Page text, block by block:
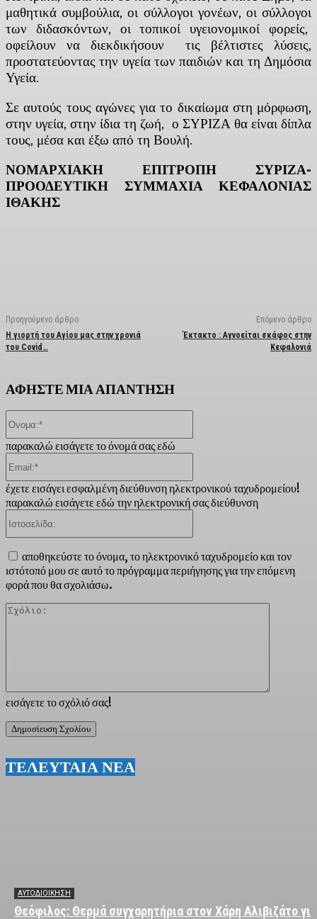
μαθητικά συμβούλια, οι σύλλογοι γονέων, οι σύλλογοι
των διδασκόντων, οι τοπικοί υγειονομικοί φορείς,
οφείλουν να διεκδικήσουν τις βέλτιστες λύσεις,
προστατεύοντας την υγεία των παιδιών και τη Δημόσια
Υγεία.
Σε αυτούς τους αγώνες για το δικαίωμα στη μόρφωση,
στην υγεία, στην ίδια τη ζωή, ο ΣΥΡΙΖΑ θα είναι δίπλα
τους, μέσα και έξω από τη Βουλή.
ΝΟΜΑΡΧΙΑΚΗ ΕΠΙΤΡΟΠΗ ΣΥΡΙΖΑ-
ΠΡΟΟΔΕΥΤΙΚΗ ΣΥΜΜΑΧΙΑ ΚΕΦΑΛΟΝΙΑΣ
ΙΘΑΚΗΣ
Προηγούμενο άρθρο
Η γιορτή του Αγίου μας στην χρονιά
του Covid…
Επόμενο άρθρο
Έκτακτο : Αγνοείται σκάφος στην
Κεφαλονιά
ΑΦΗΣΤΕ ΜΙΑ ΑΠΑΝΤΗΣΗ
εισάγετε το σχόλιό σας!
παρακαλώ εισάγετε το όνομά σας εδώ
έχετε εισάγει εσφαλμένη διεύθυνση ηλεκτρονικού ταχυδρομείου!
παρακαλώ εισάγετε εδώ την ηλεκτρονική σας διεύθυνση
αποθηκεύστε το όνομα, το ηλεκτρονικό ταχυδρομείο και τον
ιστότοπό μου σε αυτό το πρόγραμμα περιήγησης για την επόμενη
φορά που θα σχολιάσω.
ΤΕΛΕΥΤΑΙΑ ΝΕΑ
ΑΥΤΟΔΙΟΙΚΗΣΗ
Θεόφιλος: Θερμά συγχαρητήρια στον Χάρη Αλιβιζάτο για